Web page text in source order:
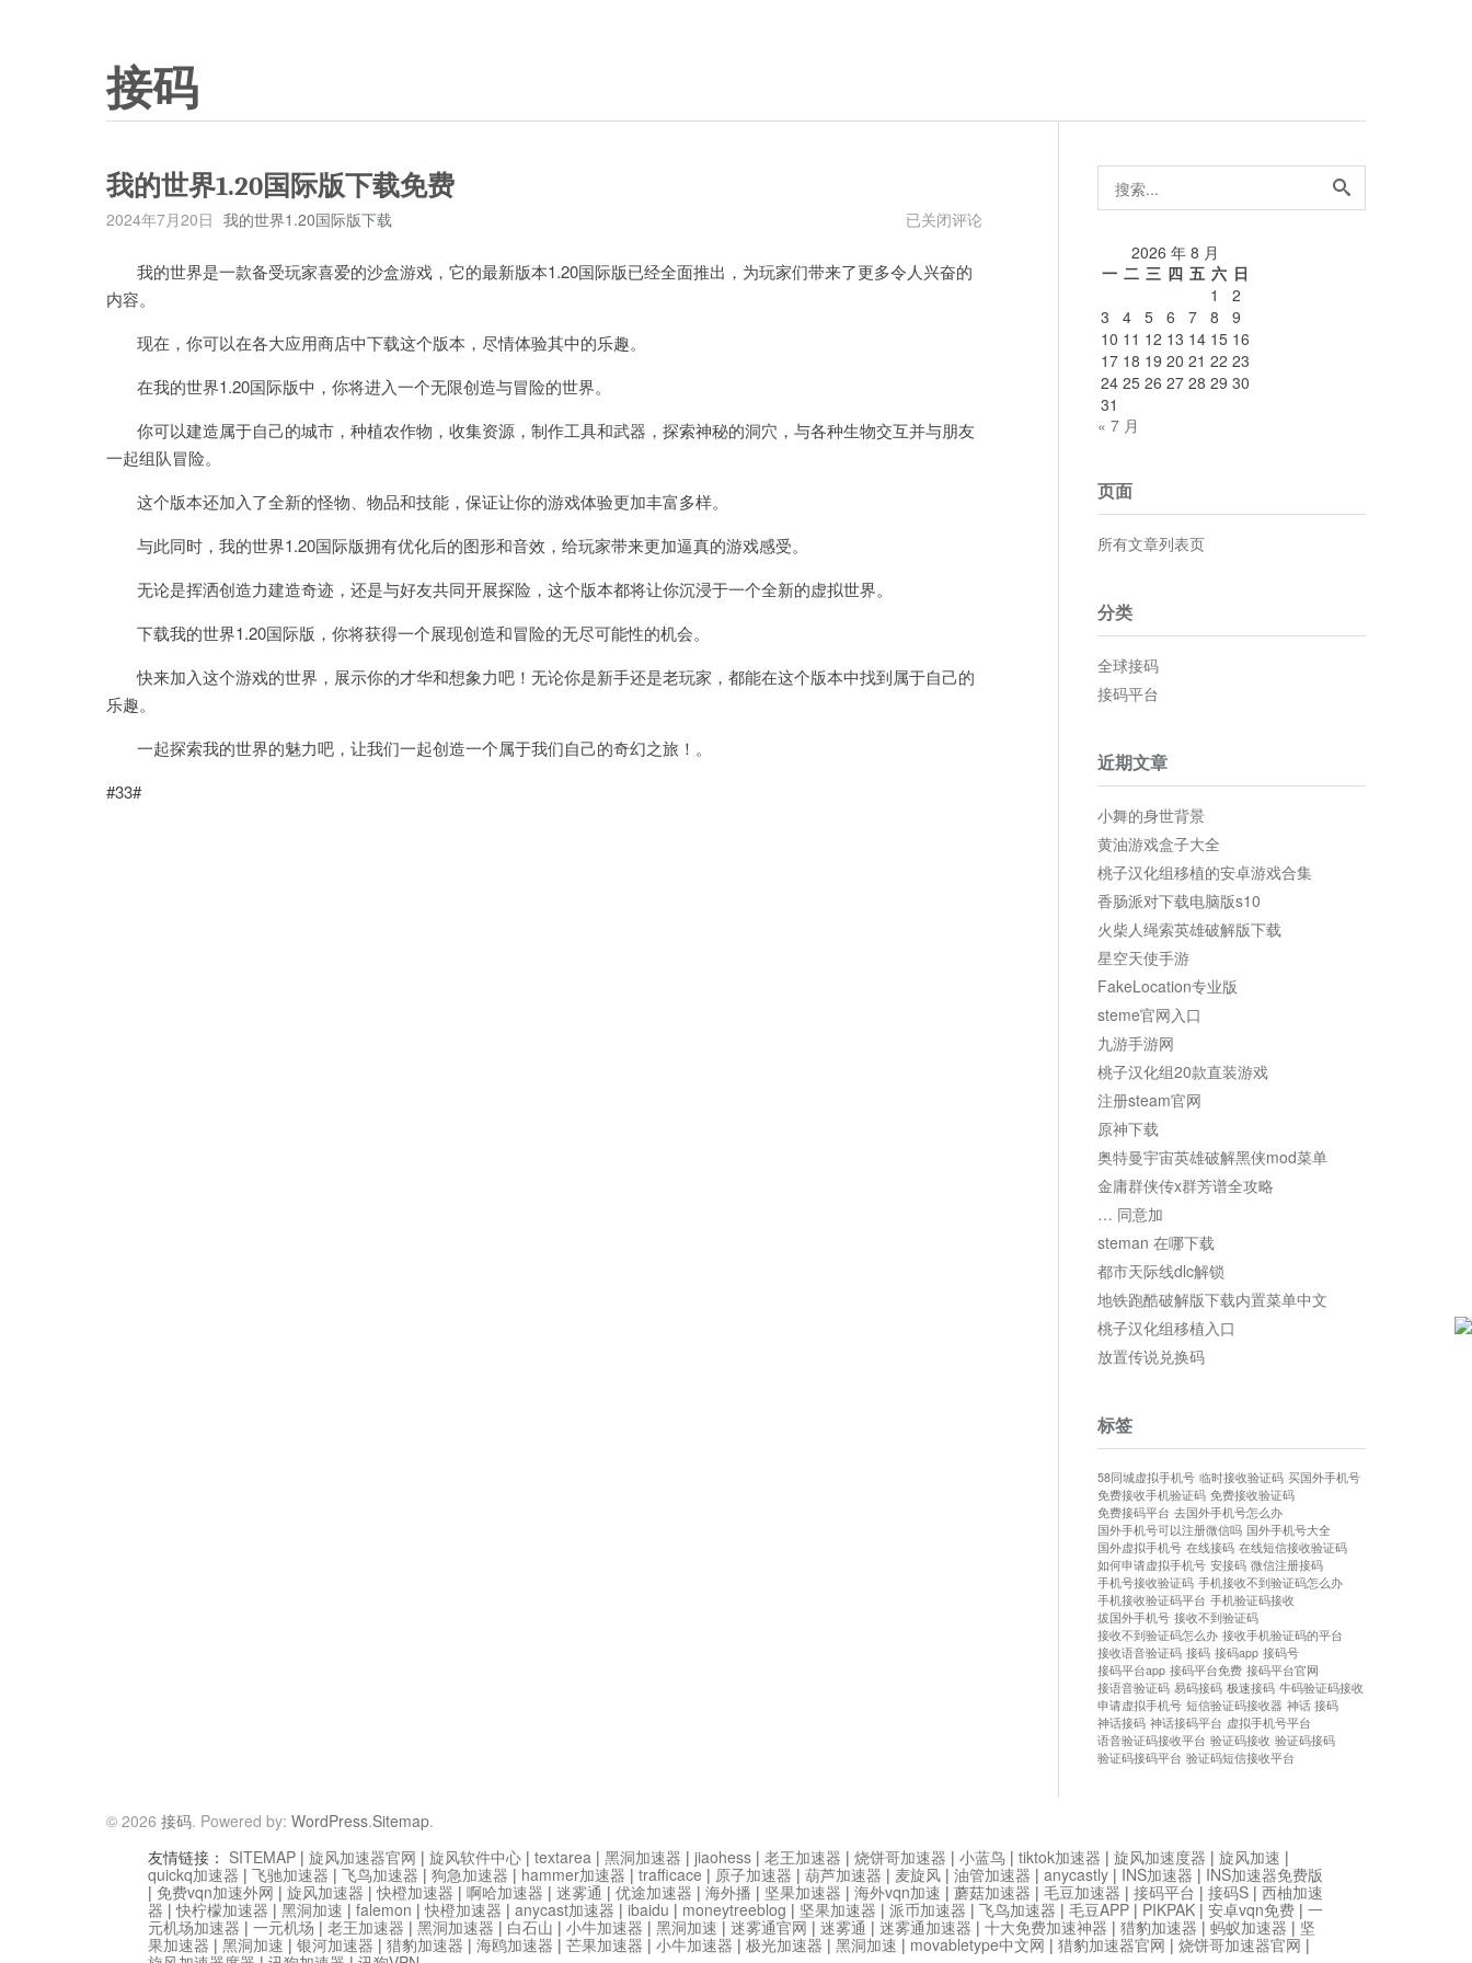
接码
我的世界1.20国际版下载免费
2024年7月20日 我的世界1.20国际版下载
我
界
已关闭评论
我的世界是一款备受玩家喜爱的沙盒游戏，它的最新版本1.20国际版已经全面推出，为玩家们带来了更多令人兴奋的
内容。
现在，你可以在各大应用商店中下载这个版本，尽情体验其中的乐趣。
在我的世界1.20国际版中，你将进入一个无限创造与冒险的世界。
你可以建造属于自己的城市，种植农作物，收集资源，制作工具和武器，探索神秘的洞穴，与各种生物交互并与朋友
一起组队冒险。
这个版本还加入了全新的怪物、物品和技能，保证让你的游戏体验更加丰富多样。
与此同时，我的世界1.20国际版拥有优化后的图形和音效，给玩家带来更加逼真的游戏感受。
无论是挥洒创造力建造奇迹，还是与好友共同开展探险，这个版本都将让你沉浸于一个全新的虚拟世界。
下载我的世界1.20国际版，你将获得一个展现创造和冒险的无尽可能性的机会。
快来加入这个游戏的世界，展示你的才华和想象力吧！无论你是新手还是老玩家，都能在这个版本中找到属于自己的
乐趣。
一起探索我的世界的魅力吧，让我们一起创造一个属于我们自己的奇幻之旅！。
#33#
搜
索...
2026 年 8 月
一 二 三 四 五 六 日
1
2
3
4 5 6 7 8
9
10 11 12 13 14 15 16
17 18 19 20 21 22 23
24 25 26 27 28 29 30
31
« 7 月
页面
所有文章列表页
分类
全球接码
接码平台
近期文章
小舞的身世背景
黄油游戏盒子大全
桃子汉化组移植的安卓游戏合集
香肠派对下载电脑版s10
火柴人绳索英雄破解版下载
星空天使手游
FakeLocation专业版
steme官网入口
九游手游网
桃子汉化组20款直装游戏
注册steam官网
原神下载
奥特曼宇宙英雄破解黑侠mod菜单
金庸群侠传x群芳谱全攻略
… 同意加
steman 在哪下载
都市天际线dlc解锁
地铁跑酷破解版下载内置菜单中文
桃子汉化组移植入口
放置传说兑换码
标签
58同城虚拟手机号 临时接收验证码 买国外手机号
免费接收手机验证码 免费接收验证码
免费接码平台 去国外手机号怎么办
国外手机号可以注册微信吗 国外手机号大全
国外虚拟手机号 在线接码 在线短信接收验证码
如何申请虚拟手机号 安接码 微信注册接码
手机号接收验证码 手机接收不到验证码怎么办
手机接收验证码平台 手机验证码接收
拔国外手机号 接收不到验证码
接收不到验证码怎么办 接收手机验证码的平台
接收语音验证码 接码 接码app 接码号
接码平台app 接码平台免费 接码平台官网
接语音验证码 易码接码 极速接码 牛码验证码接收
申请虚拟手机号 短信验证码接收器 神话 接码
神话接码 神话接码平台 虚拟手机号平台
语音验证码接收平台 验证码接收 验证码接码
验证码接码平台 验证码短信接收平台
© 2026 接码. Powered by: WordPress.Sitemap.
友情链接： SITEMAP | 旋风加速器官网 | 旋风软件中心 | textarea | 黑洞加速器 | jiaohess | 老王加速器 | 烧饼哥加速器 | 小蓝鸟 | tiktok加速器 | 旋风加速度器 | 旋风加速 |
quickq加速器 | 飞驰加速器 | 飞鸟加速器 | 狗急加速器 | hammer加速器 | trafficace | 原子加速器 | 葫芦加速器 | 麦旋风 | 油管加速器 | anycastly | INS加速器 | INS加速器免费版
| 免费vqn加速外网 | 旋风加速器 |快橙加速器 | 啊哈加速器 | 迷雾通 | 优途加速器 | 海外播 | 坚果加速器 | 海外vqn加速 | 蘑菇加速器 | 毛豆加速器 | 接码平台 | 接码S | 西柚加速
器 |快柠檬加速器 | 黑洞加速 | falemon |快橙加速器 | anycast加速器 | ibaidu | moneytreeblog | 坚果加速器 | 派币加速器 | 飞鸟加速器 | 毛豆APP | PIKPAK | 安卓vqn免费 | 一
元机场加速器 | 一元机场 | 老王加速器 | 黑洞加速器 | 白石山 | 小牛加速器 | 黑洞加速 | 迷雾通官网 | 迷雾通 | 迷雾通加速器 | 十大免费加速神器 | 猎豹加速器 | 蚂蚁加速器 | 坚
果加速器 | 黑洞加速 | 银河加速器 | 猎豹加速器 | 海鸥加速器 | 芒果加速器 | 小牛加速器 | 极光加速器 | 黑洞加速 | movabletype中文网 | 猎豹加速器官网 | 烧饼哥加速器官网 |